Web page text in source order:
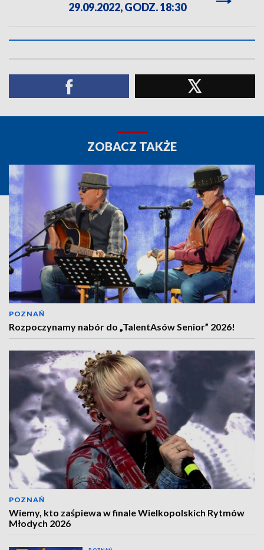
29.09.2022, GODZ. 18:30
ZOBACZ TAKŻE
POZNAŃ
Rozpoczynamy nabór do „TalentAsów Senior” 2026!
POZNAŃ
Wiemy, kto zaśpiewa w finale Wielkopolskich Rytmów
Młodych 2026